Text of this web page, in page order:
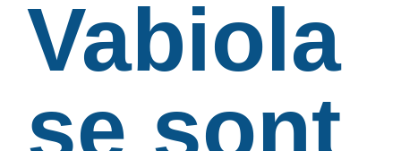
Vabiola
se sont